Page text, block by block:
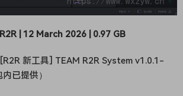
| 12 March 2026 | 0.97 GB
新工具] TEAM R2R System v1.0.1-
已提供）